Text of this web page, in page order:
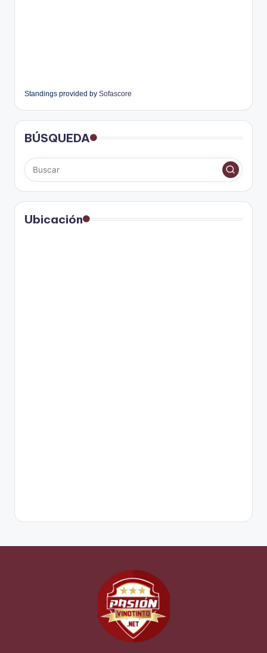
Standings provided by Sofascore
BÚSQUEDA
Ubicación